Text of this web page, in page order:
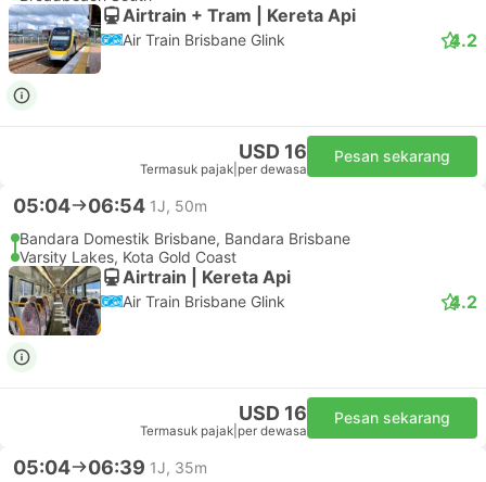
Airtrain + Tram | Kereta Api
Air Train Brisbane Glink 4.2
USD 16
Termasuk pajak per dewasa
Pesan sekarang
05:04 06:54 1J, 50m
Bandara Domestik Brisbane, Bandara Brisbane
Varsity Lakes, Kota Gold Coast
Airtrain | Kereta Api
Air Train Brisbane Glink 4.2
USD 16
Termasuk pajak per dewasa
Pesan sekarang
05:04 06:39 1J, 35m